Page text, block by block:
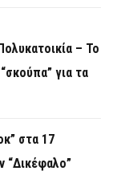
– Το
για τα
στα 17
“Δικέφαλο”